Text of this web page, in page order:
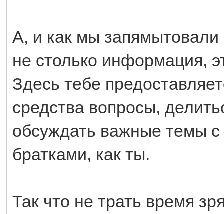
А, и как мы
не столько информация,
Здесь тебе
средства вопросы,
обсуждать важные темы
братками, как ты.
Так что не трать время